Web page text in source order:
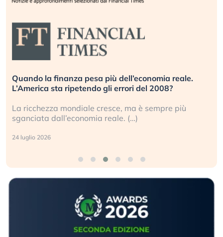
Quando la finanza pesa più dell’economia reale.
L’America sta ripetendo gli errori del 2008?
La ricchezza mondiale cresce, ma è sempre più
sganciata dall’economia reale. (…)
24 luglio 2026